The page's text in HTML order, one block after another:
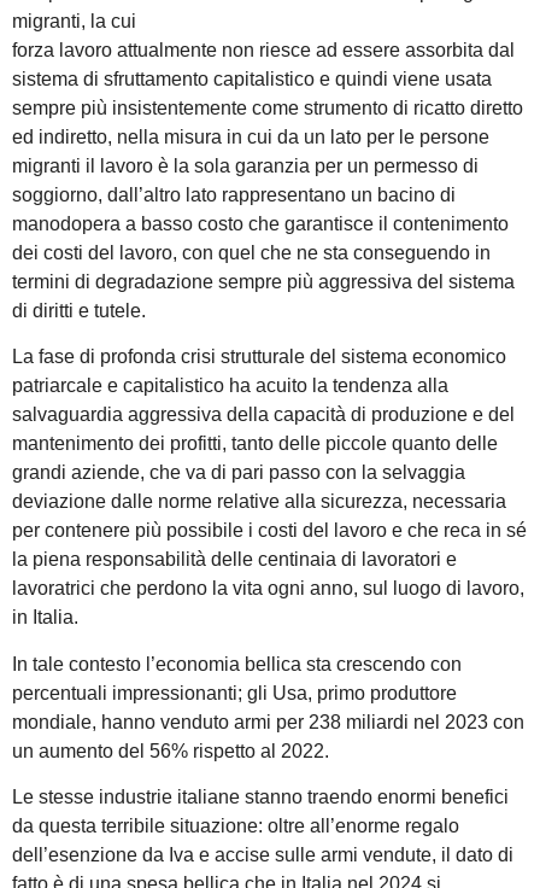
migranti, la cui
forza lavoro attualmente non riesce ad essere assorbita dal
sistema di sfruttamento capitalistico e quindi viene usata
sempre più insistentemente come strumento di ricatto diretto
ed indiretto, nella misura in cui da un lato per le persone
migranti il lavoro è la sola garanzia per un permesso di
soggiorno, dall’altro lato rappresentano un bacino di
manodopera a basso costo che garantisce il contenimento
dei costi del lavoro, con quel che ne sta conseguendo in
termini di degradazione sempre più aggressiva del sistema
di diritti e tutele.
La fase di profonda crisi strutturale del sistema economico
patriarcale e capitalistico ha acuito la tendenza alla
salvaguardia aggressiva della capacità di produzione e del
mantenimento dei profitti, tanto delle piccole quanto delle
grandi aziende, che va di pari passo con la selvaggia
deviazione dalle norme relative alla sicurezza, necessaria
per contenere più possibile i costi del lavoro e che reca in sé
la piena responsabilità delle centinaia di lavoratori e
lavoratrici che perdono la vita ogni anno, sul luogo di lavoro,
in Italia.
In tale contesto l’economia bellica sta crescendo con
percentuali impressionanti; gli Usa, primo produttore
mondiale, hanno venduto armi per 238 miliardi nel 2023 con
un aumento del 56% rispetto al 2022.
Le stesse industrie italiane stanno traendo enormi benefici
da questa terribile situazione: oltre all’enorme regalo
dell’esenzione da Iva e accise sulle armi vendute, il dato di